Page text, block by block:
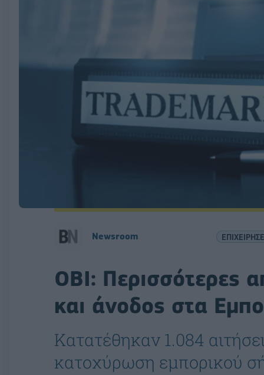
Newsroom
OBI: Περισσότερες
και άνοδος στα
Κατατέθηκαν 1.084
κατοχύρωση εμπορικού